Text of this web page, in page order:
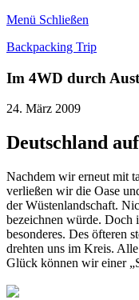
Menü Schließen
Backpacking Trip
Im 4WD durch
24. März 2009
Deutschland
Nachdem wir erneut mit
verließen wir die Oase
der Wüstenlandschaft.
bezeichnen würde. Doch
besonderes. Des öfteren
drehten uns im Kreis.
Glück können wir einer